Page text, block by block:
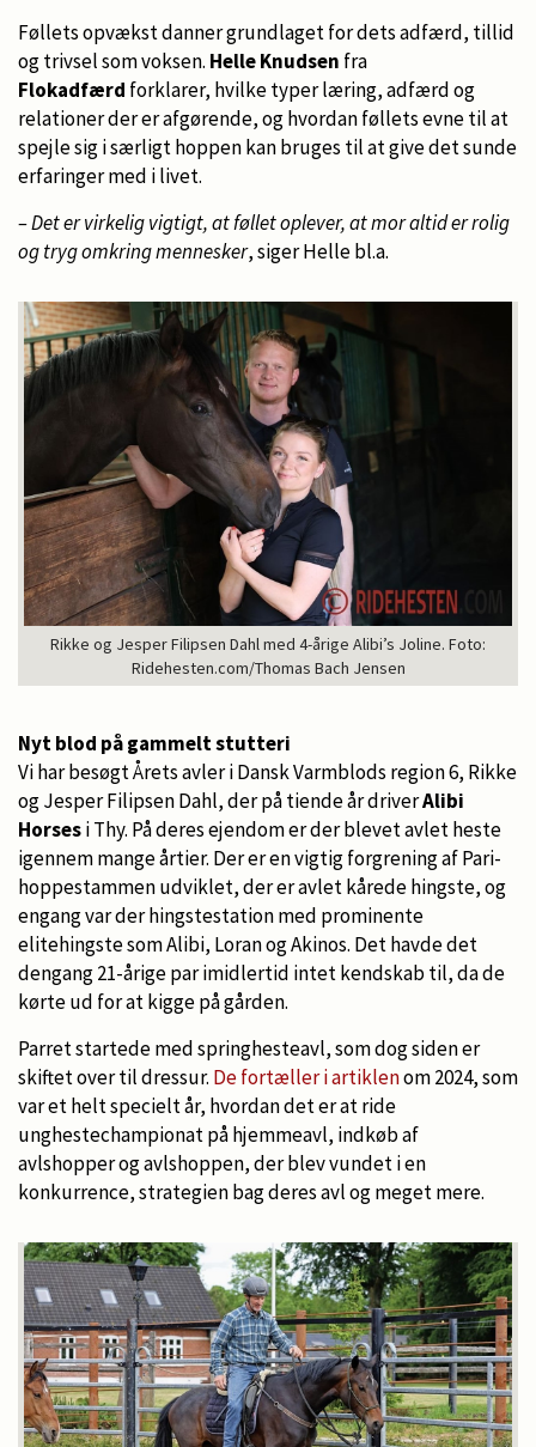
Føllets opvækst danner grundlaget for dets adfærd, tillid
og trivsel som voksen. Helle Knudsen fra
Flokadfærd forklarer, hvilke typer læring, adfærd og
relationer der er afgørende, og hvordan føllets evne til at
spejle sig i særligt hoppen kan bruges til at give det sunde
erfaringer med i livet.
– Det er virkelig vigtigt, at føllet oplever, at mor altid er rolig
og tryg omkring mennesker, siger Helle bl.a.
Rikke og Jesper Filipsen Dahl med 4-årige Alibi’s Joline. Foto:
Ridehesten.com/Thomas Bach Jensen
Nyt blod på gammelt stutteri
Vi har besøgt Årets avler i Dansk Varmblods region 6, Rikke
og Jesper Filipsen Dahl, der på tiende år driverAlibi
Horsesi Thy. På deres ejendom er der blevet avlet heste
igennem mange årtier. Der er en vigtig forgrening af Pari-
hoppestammen udviklet, der er avlet kårede hingste, og
engang var der hingstestation med prominente
elitehingste som Alibi, Loran og Akinos. Det havde det
dengang 21-årige par imidlertid intet kendskab til, da de
kørte ud for at kigge på gården.
Parret startede med springhesteavl, som dog siden er
skiftet over til dressur. De fortæller i artiklenom 2024, som
var et helt specielt år, hvordan det er at ride
unghestechampionat på hjemmeavl, indkøb af
avlshopper og avlshoppen, der blev vundet i en
konkurrence, strategien bag deres avl og meget mere.